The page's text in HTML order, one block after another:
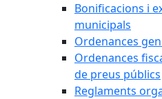
Bonificacions i
municipals
Ordenances
Ordenances
de preus públics
Reglaments